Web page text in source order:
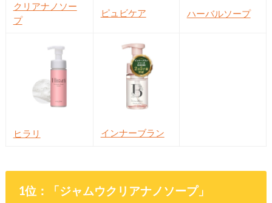
クリアナノソー
プ
ピュビケア ハーバルソープ
ヒラリ インナーブラン
1位：「ジャムウクリアナノソープ」